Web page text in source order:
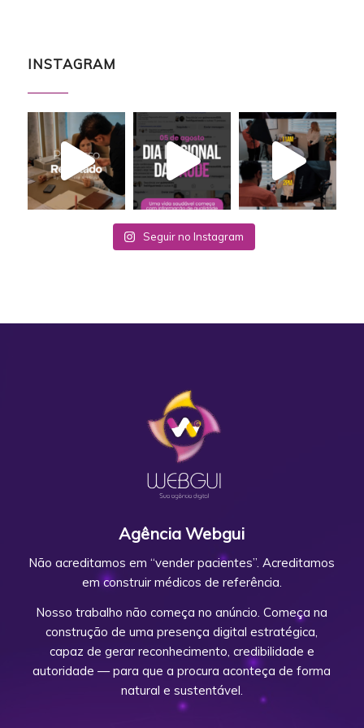
INSTAGRAM
Seguir no Instagram
Agência Webgui
Não acreditamos em “vender pacientes”. Acreditamos
em construir médicos de referência.
Nosso trabalho não começa no anúncio. Começa na
construção de uma presença digital estratégica,
capaz de gerar reconhecimento, credibilidade e
autoridade — para que a procura aconteça de forma
natural e sustentável.